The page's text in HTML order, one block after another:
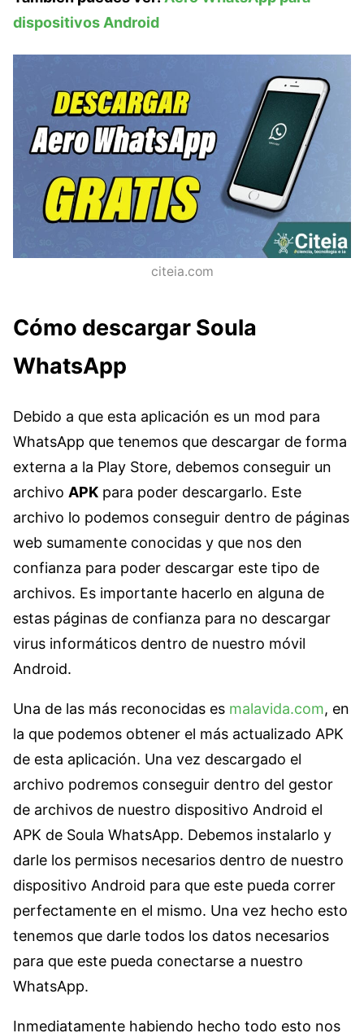
dispositivos Android
citeia.com
Cómo descargar Soula
WhatsApp
Debido a que esta aplicación es un mod para
WhatsApp que tenemos que descargar de forma
externa a la Play Store, debemos conseguir un
archivo APK para poder descargarlo. Este
archivo lo podemos conseguir dentro de páginas
web sumamente conocidas y que nos den
confianza para poder descargar este tipo de
archivos. Es importante hacerlo en alguna de
estas páginas de confianza para no descargar
virus informáticos dentro de nuestro móvil
Android.
Una de las más reconocidas es malavida.com, en
la que podemos obtener el más actualizado APK
de esta aplicación. Una vez descargado el
archivo podremos conseguir dentro del gestor
de archivos de nuestro dispositivo Android el
APK de Soula WhatsApp. Debemos instalarlo y
darle los permisos necesarios dentro de nuestro
dispositivo Android para que este pueda correr
perfectamente en el mismo. Una vez hecho esto
tenemos que darle todos los datos necesarios
para que este pueda conectarse a nuestro
WhatsApp.
Inmediatamente habiendo hecho todo esto nos